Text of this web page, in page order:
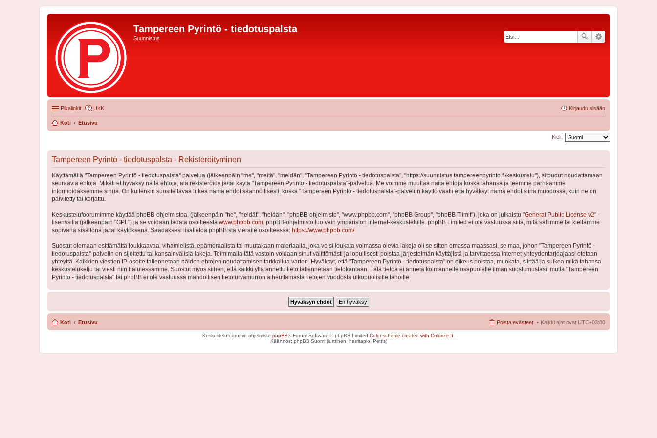
Tampereen Pyrintö - tiedotuspalsta
Suunnistus
Pikalinkit UKK Kirjaudu sisään
Koti Etusivu
Kieli:
Tampereen Pyrintö - tiedotuspalsta - Rekisteröityminen
Käyttämällä "Tampereen Pyrintö - tiedotuspalsta" palvelua (jälkeenpäin "me", "meitä", "meidän", "Tampereen Pyrintö - tiedotuspalsta", "https://suunnistus.tampereenpyrinto.fi/keskustelu"), sitoudut noudattamaan
seuraavia ehtoja. Mikäli et hyväksy näitä ehtoja, älä rekisteröidy ja/tai käytä "Tampereen Pyrintö - tiedotuspalsta"-palvelua. Me voimme muuttaa näitä ehtoja koska tahansa ja teemme parhaamme
informoidaksemme sinua. On kuitenkin suositeltavaa lukea nämä ehdot säännöllisesti, koska "Tampereen Pyrintö - tiedotuspalsta"-palvelun käyttö vaatii että hyväksyt nämä ehdot siinä muodossa, kuin ne on
päivitetty tai korjattu.
Keskustelufoorumimme käyttää phpBB-ohjelmistoa, (jälkeenpäin "he", "heidät", "heidän", "phpBB-ohjelmisto", "www.phpbb.com", "phpBB Group", "phpBB Tiimit"), joka on julkaistu "General Public License v2" -
lisenssillä (jälkeenpäin "GPL") ja se voidaan ladata osoitteesta www.phpbb.com . phpBB-ohjelmisto luo vain ympäristön internet-keskustelulle. phpBB Limited ei ole vastuussa siitä, mitä sallimme tai kiellämme
sopivana sisältönä ja/tai käytöksenä. Saadaksesi lisätietoa phpBB:stä vieraile osoitteessa: https://www.phpbb.com/.
Suostut olemaan esittämättä loukkaavaa, vihamielistä, epämoraalista tai muutakaan materiaalia, joka voisi loukata voimassa olevia lakeja oli se sitten omassa maassasi, se maa, johon "Tampereen Pyrintö -
tiedotuspalsta"-palvelin on sijoitettu tai kansainvälisiä lakeja. Toimimalla tätä vastoin voidaan sinut välittömästi ja lopullisesti poistaa järjestelmän käyttäjistä ja tarvittaessa internet-yhteydentarjoajaasi otetaan
yhteyttä. Kaikkien viestien IP-osoite tallennetaan näiden ehtojen noudattamisen tarkkailua varten. Hyväksyt, että "Tampereen Pyrintö - tiedotuspalsta" on oikeus poistaa, muokata, siirtää ja sulkea mikä tahansa
keskusteluketju tai viesti niin halutessamme. Suostut myös siihen, että kaikki yllä annettu tieto tallennetaan tietokantaan. Tätä tietoa ei anneta kolmannelle osapuolelle ilman suostumustasi, mutta "Tampereen
Pyrintö - tiedotuspalsta" tai phpBB ei ole vastuussa mahdollisen tietoturvamurron aiheuttamasta tietojen vuodosta ulkopuolisille tahoille.
Koti Etusivu Kaikki ajat ovat UTC+03:00
Poista evästeet
Keskustelufoorumin ohjelmisto phpBB® Forum Software © phpBB Limited Color scheme created with Colorize It
Käännös: phpBB Suomi (lurttinen, harritapio, Pettis)